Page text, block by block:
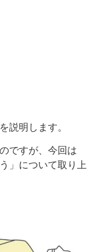
説明します。
ですが、今回は
」について取り上